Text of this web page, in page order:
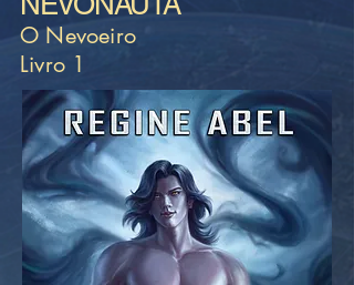
O Nevoeiro
Livro 1